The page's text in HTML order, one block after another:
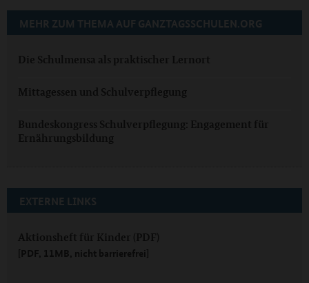
MEHR ZUM THEMA AUF GANZTAGSSCHULEN.ORG
Die Schulmensa als praktischer Lernort
Mittagessen und Schulverpflegung
Bundeskongress Schulverpflegung: Engagement für
Ernährungsbildung
EXTERNE LINKS
Aktionsheft für Kinder (PDF)
[PDF, 11MB, nicht barrierefrei]